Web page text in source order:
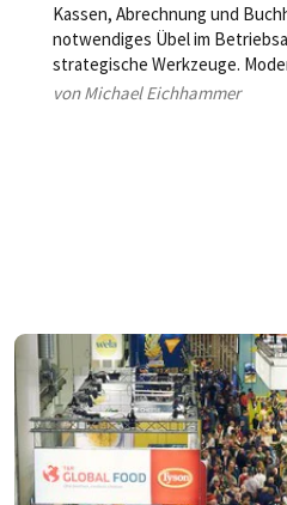
Kassen, Abrechnung und
notwendiges Übel im
strategische Werkzeuge.
Systeme automatisieren
von Michael Eichhammer